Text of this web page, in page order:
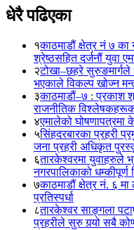
धेरै पढिएका
१काठमाडौं क्षेत्र नं ७ का
श्रेष्ठसहित दर्जनौं युवा
२टोखा–छहरे सुरुङमार्गले
भएकाले विकल्प खोज्न
३काठमाडौं–७ : प्रकाश
राजनीतिक
४एमालेको घोषणापत्रमा
५सिंहदरबारका प्रहरी
जना प्रहरी अधिकृत
६तारकेश्वरमा युवाहरुले
नगरपालिकाको धम्कीपूर्ण
७काठमाडौं क्षेत्र नं. ६
प्रतिस्पर्धा
८तारकेश्वर साङ्गला
प्रहरीले सुरु गर्‍यो सबै